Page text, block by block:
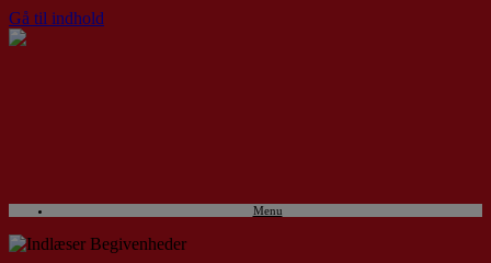
Gå til indhold
Menu